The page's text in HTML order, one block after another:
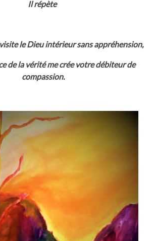
Il répète
le Dieu intérieur sans appréhension,
de la vérité me crée votre débiteur de
compassion.